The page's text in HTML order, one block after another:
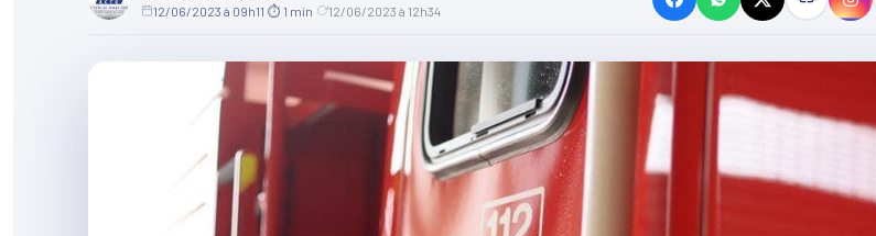
12/06/2023 à 09h11 ⏱ 1 min 12/06/2023 à 12h34